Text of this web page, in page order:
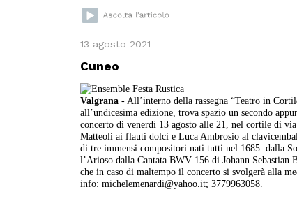
13 agosto 2021
Cuneo
Valgrana - All’interno della rassegna “Teatro in
all’undicesima edizione, trova spazio un secondo
concerto di venerdì 13 agosto alle 21, nel cortile di
Matteoli ai flauti dolci e Luca Ambrosio al
di tre immensi compositori nati tutti nel 1685: dalla
l’Arioso dalla Cantata BWV 156 di Johann
che in caso di maltempo il concerto si svolgerà alla
info: michelemenardi@yahoo.it; 3779963058.